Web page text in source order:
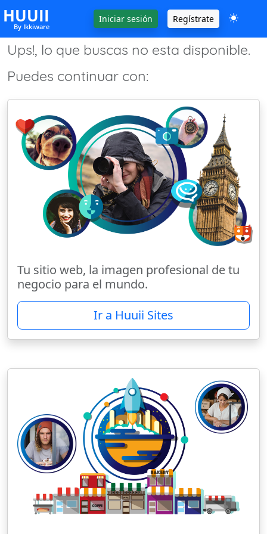
HUUII
By Ikkiware
Iniciar sesión Regístrate
Ups!, lo que buscas no esta disponible.
Puedes continuar con:
Tu sitio web, la imagen profesional de tu
negocio para el mundo.
Ir a Huuii Sites